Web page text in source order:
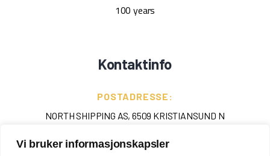
Vi bruker informasjonskapsler
100 years
Kontaktinfo
POSTADRESSE:
NORTH SHIPPING AS, 6509 KRISTIANSUND N
TELEFON: